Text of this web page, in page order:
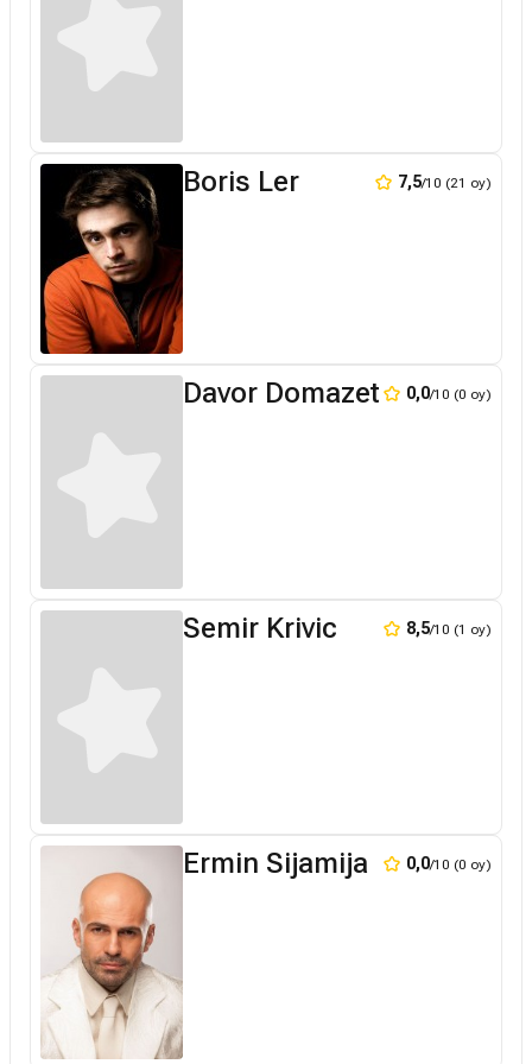
Boris Ler 7,5/10 (21 oy)
Davor Domazet 0,0/10 (0 oy)
Semir Krivic 8,5/10 (1 oy)
Ermin Sijamija 0,0/10 (0 oy)